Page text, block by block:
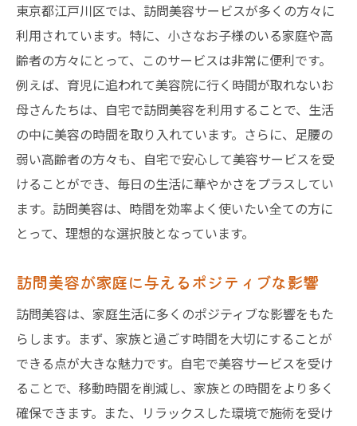
東京都江戸川区では、訪問美容サービスが多くの方々に
利用されています。特に、小さなお子様のいる家庭や高
齢者の方々にとって、このサービスは非常に便利です。
例えば、育児に追われて美容院に行く時間が取れないお
母さんたちは、自宅で訪問美容を利用することで、生活
の中に美容の時間を取り入れています。さらに、足腰の
弱い高齢者の方々も、自宅で安心して美容サービスを受
けることができ、毎日の生活に華やかさをプラスしてい
ます。訪問美容は、時間を効率よく使いたい全ての方に
とって、理想的な選択肢となっています。
訪問美容が家庭に与えるポジティブな影響
訪問美容は、家庭生活に多くのポジティブな影響をもた
らします。まず、家族と過ごす時間を大切にすることが
できる点が大きな魅力です。自宅で美容サービスを受け
ることで、移動時間を削減し、家族との時間をより多く
確保できます。また、リラックスした環境で施術を受け